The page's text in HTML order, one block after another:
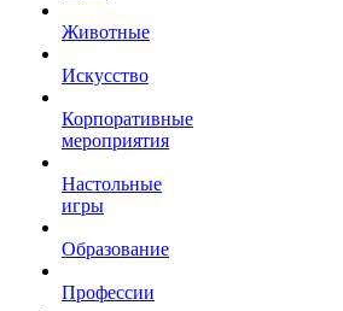
Животные
Искусство
Корпоративные
мероприятия
Настольные
игры
Образование
Профессии